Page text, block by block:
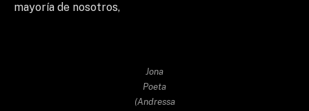
mayoría de nosotros,
Jona
Poeta
(Andressa